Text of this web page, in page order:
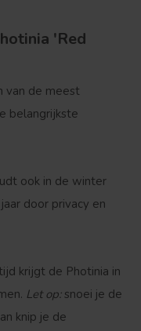
'Red
van de meest
belangrijkste
ook in de winter
door privacy en
krijgt de Photinia in
Let op:snoei je de
knip je de